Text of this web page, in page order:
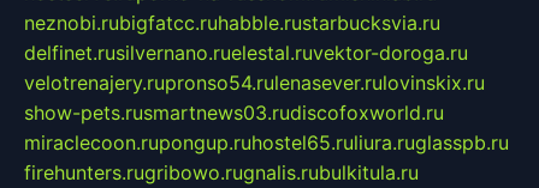
neznobi.rubigfatcc.ruhabble.rustarbucksvia.ru
delfinet.rusilvernano.ruelestal.ruvektor-doroga.ru
velotrenajery.rupronso54.rulenasever.rulovinskix.ru
show-pets.rusmartnews03.rudiscofoxworld.ru
miraclecoon.rupongup.ruhostel65.ruliura.ruglasspb.ru
firehunters.rugribowo.rugnalis.rubulkitula.ru